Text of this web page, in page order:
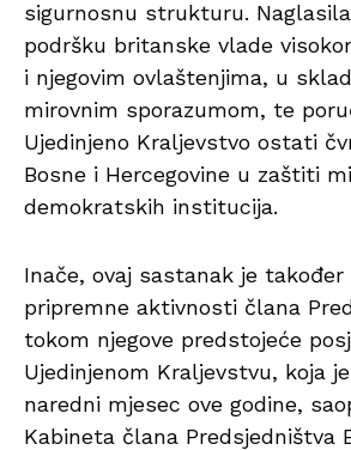
sigurnosnu strukturu.
podršku britanske vlade
i njegovim ovlaštenjima, u
mirovnim sporazumom, te
Ujedinjeno Kraljevstvo ostati
Bosne i Hercegovine u zaštiti
demokratskih institucija.
Inače, ovaj sastanak je
pripremne aktivnosti člana
tokom njegove predstojeće
Ujedinjenom Kraljevstvu, koja
naredni mjesec ove godine,
Kabineta člana Predsjedništva